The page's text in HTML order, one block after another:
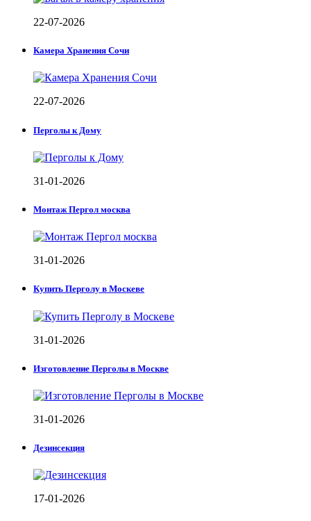
22-07-2026
Камера Хранения Сочи
22-07-2026
Перголы к Дому
31-01-2026
Монтаж Пергол москва
31-01-2026
Купить Перголу в Москеве
31-01-2026
Изготовление Перголы в Москве
31-01-2026
Дезинсекция
17-01-2026